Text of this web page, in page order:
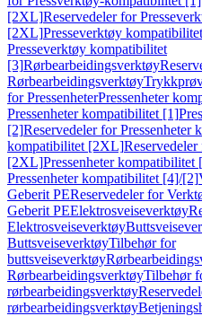
[2XL]Reservedeler for
[2XL]Presseverktøy
Presseverktøy kompatibilitet
[3]Rørbearbeidingsverktøy
Rørbearbeidingsverktøy
for PressenheterPressenheter
Pressenheter kompatibilitet [1]
[2]Reservedeler for Pressenheter
kompatibilitet [2XL]
[2XL]Pressenheter kompatibilitet
Pressenheter kompatibilitet [4]/[2]
Geberit PEReservedeler for
Geberit PEElektrosveiseverktøy
Elektrosveiseverktøy
ButtsveiseverktøyTilbehør for
buttsveiseverktøy
RørbearbeidingsverktøyTilbehør
rørbearbeidingsverktøy
rørbearbeidingsverktøy